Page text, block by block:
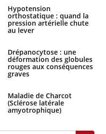
Hypotension
orthostatique : quand la
pression artérielle chute
au lever
Drépanocytose : une
déformation des globules
rouges aux conséquences
graves
Maladie de Charcot
(Sclérose latérale
amyotrophique)